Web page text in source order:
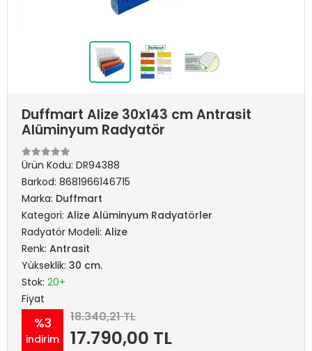
Duffmart Alize 30x143 cm Antrasit
Alüminyum Radyatör
Ürün Kodu: DR94388
Barkod: 8681966146715
Marka: Duffmart
Kategori: Alize Alüminyum Radyatörler
Radyatör Modeli: Alize
Renk: Antrasit
Yükseklik: 30 cm.
Stok: 20+
Fiyat
%3
indirim
18.340,21 TL
17.790,00 TL